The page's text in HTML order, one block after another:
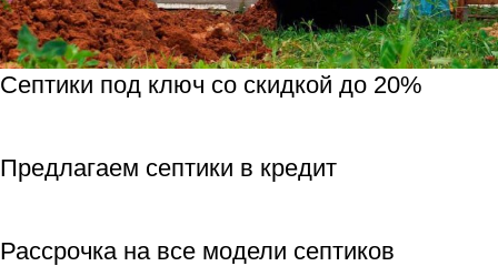
Септики под ключ со скидкой до 20%
Предлагаем септики в кредит
Рассрочка на все модели септиков